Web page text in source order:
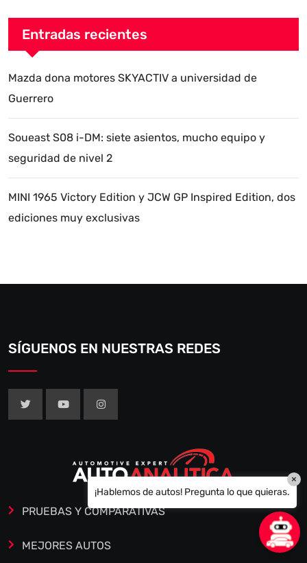
Entradas recientes
Mazda dona motores SKYACTIV a universidad de
Guerrero
Soueast S08 i-DM: siete asientos, mucho equipo y
seguridad de nivel 2
MINI 1965 Victory Edition y JCW GP Inspired Edition, dos
ediciones muy exclusivas
SÍGUENOS EN NUESTRAS REDES
PRUEBAS Y COMPARATIVAS
MEJORES AUTOS
¡Hablemos de autos! Pregunta lo que quieras.
×